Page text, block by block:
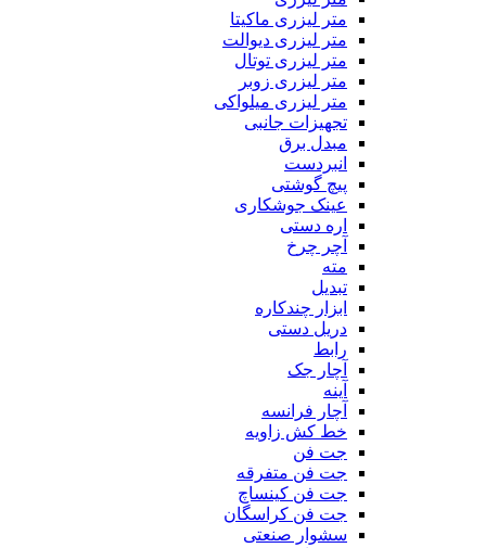
متر لیزری ماکیتا
متر لیزری دیوالت
متر لیزری توتال
متر لیزری زوبر
متر لیزری میلواکی
تجهیزات جانبی
مبدل برق
انبردست
پیچ گوشتی
عینک جوشکاری
اره دستی
آچر چرخ
مته
تبدیل
ابزار چندکاره
دریل دستی
رابط
آچار جک
آینه
آچار فرانسه
خط کش زاویه
جت فن
جت فن متفرقه
جت فن کینساچ
جت فن کراسگان
سشوار صنعتی